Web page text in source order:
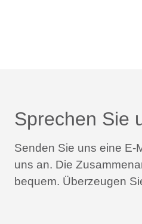
Sprechen Sie
Senden Sie uns eine E-
uns an. Die
bequem. Überzeugen